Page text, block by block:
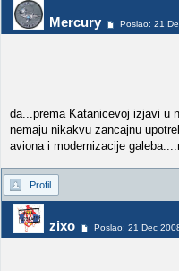
Mercury Poslao: 21
da...prema Katanicevoj izjavi u
nemaju nikakvu zancajnu
aviona i modernizacije
Profil
zixo Poslao: 21 Dec